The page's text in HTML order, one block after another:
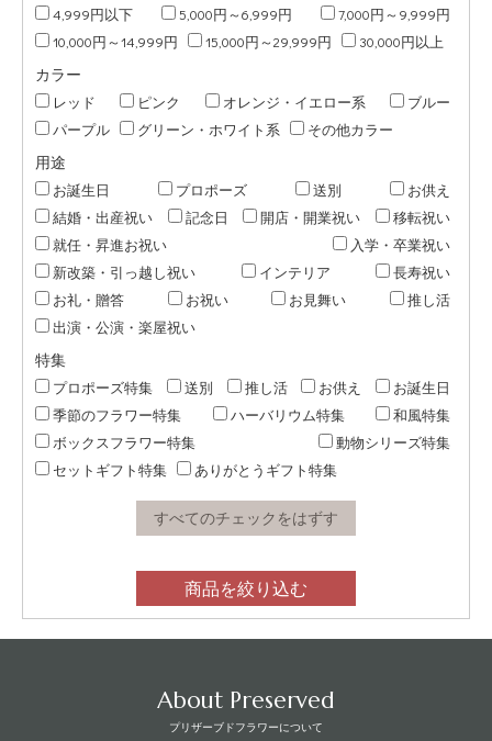
4,999円以下 5,000円～6,999円
7,000円～9,999円
10,000円～14,999円
15,000円～29,999円 30,000円以上
カラー
レッド ピンク オレンジ・イエロー系
ブルー
パープル
グリーン・ホワイト系 その他カラー
用途
お誕生日 プロポーズ 送別
お供え
結婚・出産祝い
記念日 開店・開業祝い
移転祝い
就任・昇進お祝い
入学・卒業祝い
新改築・引っ越し祝い
インテリア
長寿祝い
お礼・贈答
お祝い お見舞い
推し活
出演・公演・楽屋祝い
特集
プロポーズ特集 送別 推し活 お供え
お誕生日
季節のフラワー特集
ハーバリウム特集
和風特集
ボックスフラワー特集
動物シリーズ特集
セットギフト特集
ありがとうギフト特集
すべてのチェックをはずす
商品を絞り込む
About Preserved
プリザーブドフラワーについて